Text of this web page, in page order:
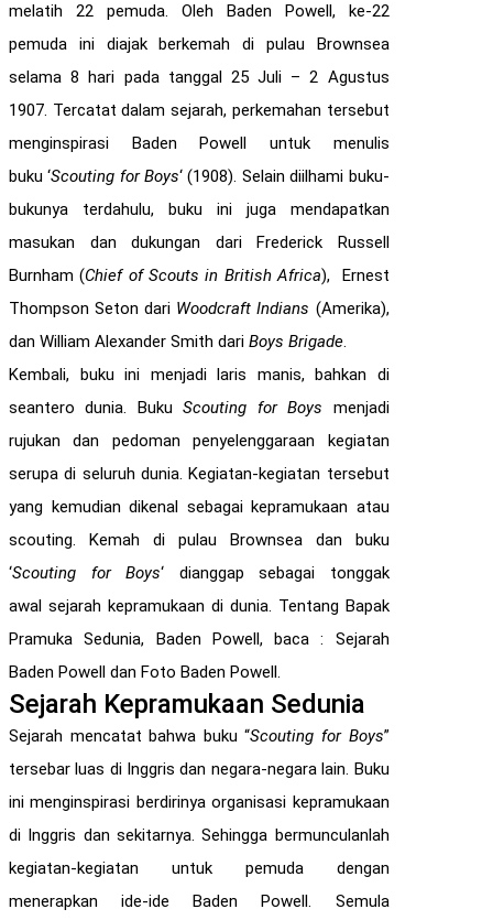
melatih 22 pemuda. Oleh Baden Powell, ke-22
pemuda ini diajak berkemah di pulau Brownsea
selama 8 hari pada tanggal 25 Juli – 2 Agustus
1907. Tercatat dalam sejarah, perkemahan tersebut
menginspirasi Baden Powell untuk menulis
buku ‘Scouting for Boys‘ (1908). Selain diilhami buku-
bukunya terdahulu, buku ini juga mendapatkan
masukan dan dukungan dari Frederick Russell
Burnham (Chief of Scouts in British Africa), Ernest
Thompson Seton dari Woodcraft Indians (Amerika),
dan William Alexander Smith dari Boys Brigade.
Kembali, buku ini menjadi laris manis, bahkan di
seantero dunia. BukuScouting for Boys menjadi
rujukan dan pedoman penyelenggaraan kegiatan
serupa di seluruh dunia. Kegiatan-kegiatan tersebut
yang kemudian dikenal sebagai kepramukaan atau
scouting. Kemah di pulau Brownsea dan buku
‘Scouting for Boys‘ dianggap sebagai tonggak
awal sejarah kepramukaan di dunia. Tentang Bapak
Pramuka Sedunia, Baden Powell, baca : Sejarah
Baden Powell dan Foto Baden Powell.
Sejarah Kepramukaan Sedunia
Sejarah mencatat bahwa buku “Scouting for Boys”
tersebar luas di Inggris dan negara-negara lain. Buku
ini menginspirasi berdirinya organisasi kepramukaan
di Inggris dan sekitarnya. Sehingga bermunculanlah
kegiatan-kegiatan untuk pemuda dengan
menerapkan ide-ide Baden Powell. Semula